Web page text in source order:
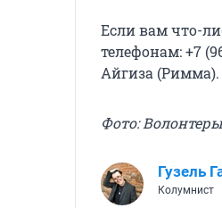
Если вам что-
телефонам: +7
Айгиза (Римма).
Фото:
Гузель
Колумнист